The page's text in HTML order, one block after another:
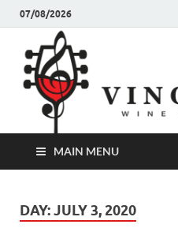
07/08/2026
MAIN MENU
DAY:JULY 3, 2020